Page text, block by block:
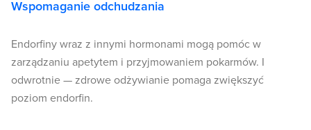
Wspomaganie odchudzania
Endorfiny wraz z innymi hormonami mogą pomóc w
zarządzaniu apetytem i przyjmowaniem pokarmów. I
odwrotnie — zdrowe odżywianie pomaga zwiększyć
poziom endorfin.